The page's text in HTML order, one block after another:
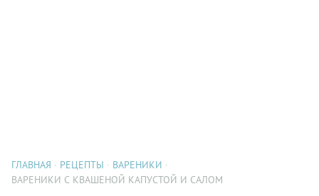
ГЛАВНАЯ РЕЦЕПТЫ
ВАРЕНИКИ
ВАРЕНИКИ С КВАШЕНОЙ КАПУСТОЙ И САЛОМ